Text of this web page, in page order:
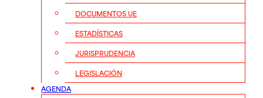
DOCUMENTOS UE
ESTADÍSTICAS
JURISPRUDENCIA
LEGISLACIÓN
AGENDA